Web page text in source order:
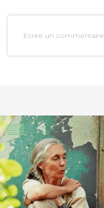
Ecrire un commentaire